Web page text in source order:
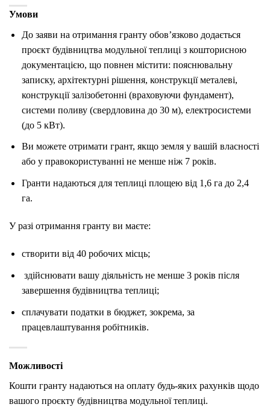
Умови
До заяви на отримання гранту обов’язково додається
проєкт будівництва модульної теплиці з кошторисною
документацією, що повнен містити: пояснювальну
записку, архітектурні рішення, конструкції металеві,
конструкції залізобетонні (враховуючи фундамент),
системи поливу (свердловина до 30 м), електросистеми
(до 5 кВт).
Ви можете отримати грант, якщо земля у вашій власності
або у правокористуванні не менше ніж 7 років.
Гранти надаються для теплиці площею від 1,6 га до 2,4
га.
У разі отримання гранту ви маєте:
створити від 40 робочих місць;
здійснювати вашу діяльність не менше 3 років після
завершення будівництва теплиці;
сплачувати податки в бюджет, зокрема, за
працевлаштування робітників.
Можливості
Кошти гранту надаються на оплату будь-яких рахунків щодо
вашого проєкту будівництва модульної теплиці.